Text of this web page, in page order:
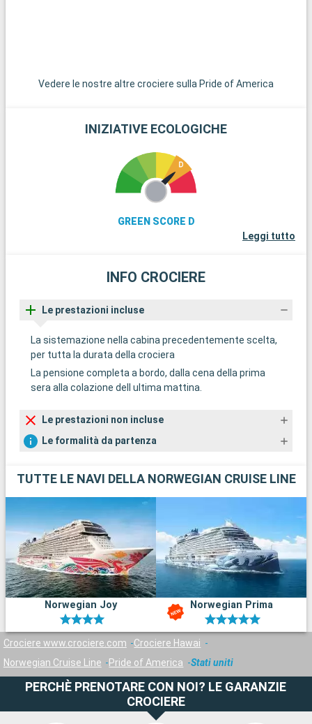
Vedere le nostre altre crociere sulla Pride of America
INIZIATIVE ECOLOGICHE
GREEN SCORE D
Leggi tutto
INFO CROCIERE
Le prestazioni incluse
La sistemazione nella cabina precedentemente scelta,
per tutta la durata della crociera
La pensione completa a bordo, dalla cena della prima
sera alla colazione dell ultima mattina.
Le prestazioni non incluse
Le formalità da partenza
TUTTE LE NAVI DELLA NORWEGIAN CRUISE LINE
Norwegian Joy Norwegian Prima
Crociere www.crociere.com
Crociere Hawai
Norwegian Cruise Line
Pride of America Stati uniti
PERCHÈ PRENOTARE CON NOI? LE GARANZIE
CROCIERE